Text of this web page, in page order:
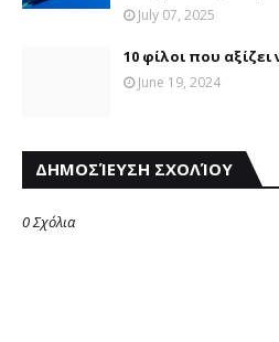
July 07, 2025
10 φίλοι που
June 19, 2024
ΔΗΜΟΣΊΕΥΣΗ ΣΧΟΛΊΟΥ
0 Σχόλια